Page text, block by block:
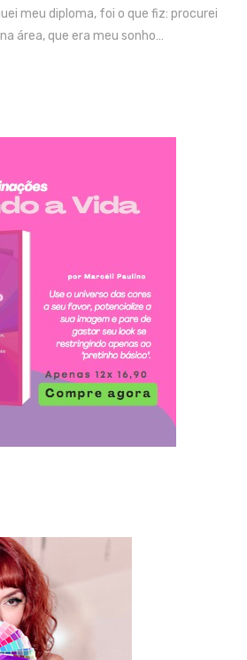
meu diploma, foi o que fiz: procurei
área, que era meu sonho…